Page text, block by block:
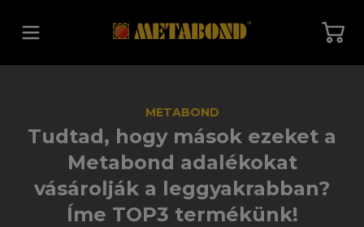
METABOND
Tudtad, hogy mások ezeket a
Metabond adalékokat
vásárolják a leggyakrabban?
Íme TOP3 termékünk!